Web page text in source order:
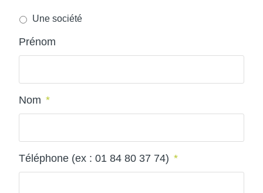
Une société
Prénom
Nom *
Téléphone (ex : 01 84 80 37 74) *